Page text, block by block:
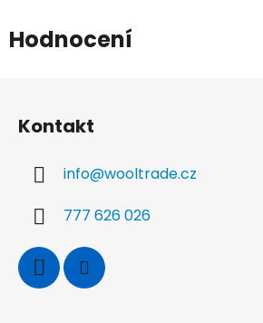
Hodnocení
Kontakt
info@wooltrade.cz
777 626 026